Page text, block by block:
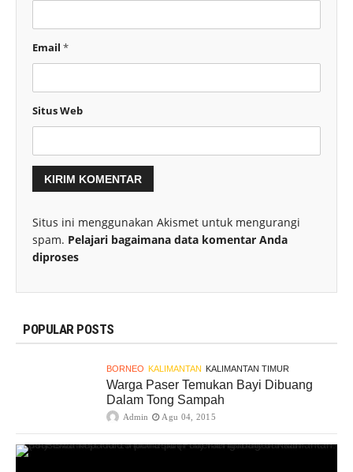
Email *
Situs Web
Situs ini menggunakan Akismet untuk mengurangi
spam. Pelajari bagaimana data komentar Anda
diproses
POPULAR POSTS
BORNEO KALIMANTAN KALIMANTAN TIMUR
Warga Paser Temukan Bayi Dibuang
Dalam Tong Sampah
Admin Agu 04, 2015